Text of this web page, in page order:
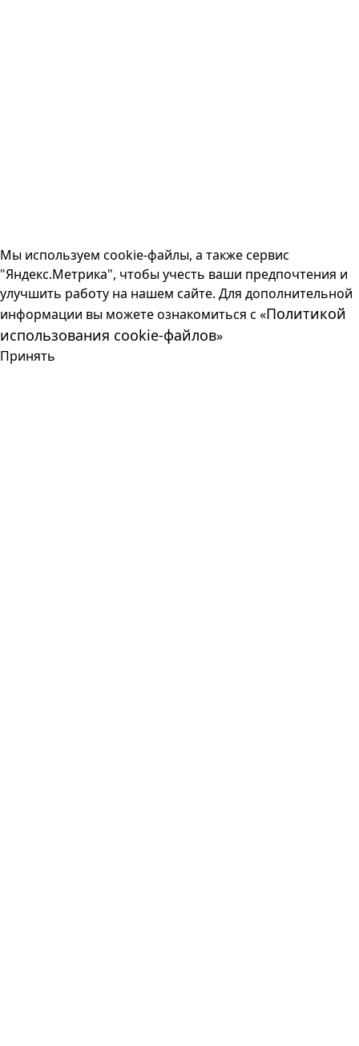
Мы используем cookie-файлы, а также сервис
"Яндекс.Метрика", чтобы учесть ваши предпочтения и
улучшить работу на нашем сайте. Для дополнительной
информации вы можете ознакомиться с «Политикой
использования cookie-файлов»
Принять